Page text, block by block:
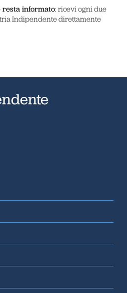
informato: ricevi ogni due
Indipendente direttamente